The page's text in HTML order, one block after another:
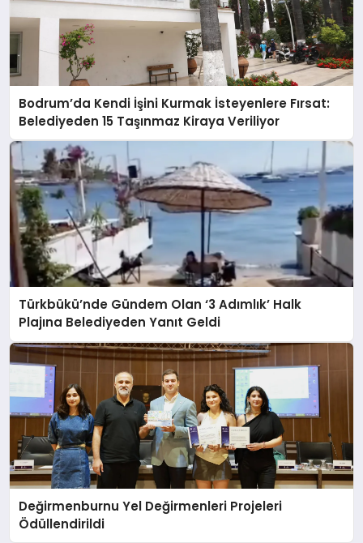
Bodrum’da Kendi İşini Kurmak İsteyenlere Fırsat:
Belediyeden 15 Taşınmaz Kiraya Veriliyor
Türkbükü’nde Gündem Olan ‘3 Adımlık’ Halk
Plajına Belediyeden Yanıt Geldi
Değirmenburnu Yel Değirmenleri Projeleri
Ödüllendirildi